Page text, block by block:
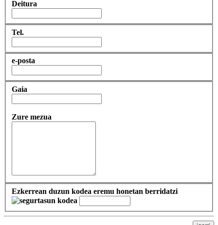
Deitura
Tel.
e-posta
Gaia
Zure mezua
Ezkerrean duzun kodea eremu honetan berridatzi